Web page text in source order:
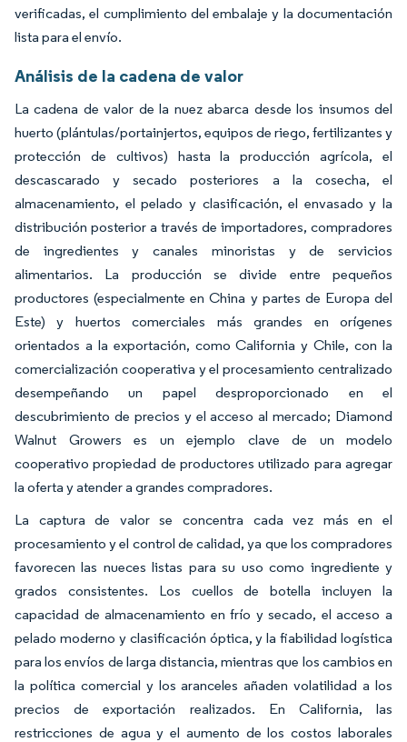
verificadas, el cumplimiento del embalaje y la documentación
lista para el envío.
Análisis de la cadena de valor
La cadena de valor de la nuez abarca desde los insumos del
huerto (plántulas/portainjertos, equipos de riego, fertilizantes y
protección de cultivos) hasta la producción agrícola, el
descascarado y secado posteriores a la cosecha, el
almacenamiento, el pelado y clasificación, el envasado y la
distribución posterior a través de importadores, compradores
de ingredientes y canales minoristas y de servicios
alimentarios. La producción se divide entre pequeños
productores (especialmente en China y partes de Europa del
Este) y huertos comerciales más grandes en orígenes
orientados a la exportación, como California y Chile, con la
comercialización cooperativa y el procesamiento centralizado
desempeñando un papel desproporcionado en el
descubrimiento de precios y el acceso al mercado; Diamond
Walnut Growers es un ejemplo clave de un modelo
cooperativo propiedad de productores utilizado para agregar
la oferta y atender a grandes compradores.
La captura de valor se concentra cada vez más en el
procesamiento y el control de calidad, ya que los compradores
favorecen las nueces listas para su uso como ingrediente y
grados consistentes. Los cuellos de botella incluyen la
capacidad de almacenamiento en frío y secado, el acceso a
pelado moderno y clasificación óptica, y la fiabilidad logística
para los envíos de larga distancia, mientras que los cambios en
la política comercial y los aranceles añaden volatilidad a los
precios de exportación realizados. En California, las
restricciones de agua y el aumento de los costos laborales